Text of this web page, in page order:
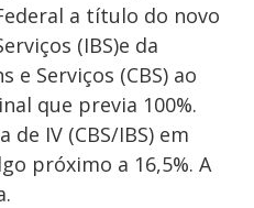
a título do novo
(IBS)e da
e Serviços (CBS) ao
que previa 100%.
IV (CBS/IBS) em
próximo a 16,5%. A